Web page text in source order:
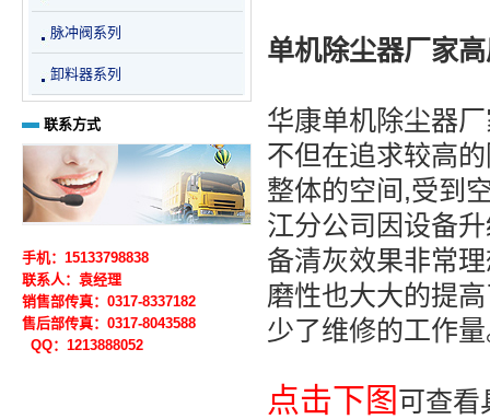
单机除尘器厂家
华康单机除尘器
不但在追求较高
整体的空间,受到
江分公司因设备
备清灰效果非常
磨性也大大的提
少了维修的工作
点击下图可查看
脉冲阀系列
卸料器系列
联系方式
手机：15133798838
联系人：袁经理
销售部传真：0317-8337182
售后部传真：0317-8043588
QQ：1213888052